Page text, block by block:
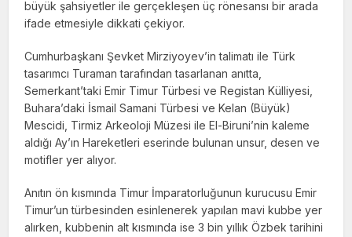
büyük şahsiyetler ile gerçekleşen üç rönesansı bir arada
ifade etmesiyle dikkati çekiyor.
Cumhurbaşkanı Şevket Mirziyoyev’in talimatı ile Türk
tasarımcı Turaman tarafından tasarlanan anıtta,
Semerkant’taki Emir Timur Türbesi ve Registan Külliyesi,
Buhara’daki İsmail Samani Türbesi ve Kelan (Büyük)
Mescidi, Tirmiz Arkeoloji Müzesi ile El-Biruni’nin kaleme
aldığı Ay’ın Hareketleri eserinde bulunan unsur, desen ve
motifler yer alıyor.
Anıtın ön kısmında Timur İmparatorluğunun kurucusu Emir
Timur’un türbesinden esinlenerek yapılan mavi kubbe yer
alırken, kubbenin alt kısmında ise 3 bin yıllık Özbek tarihini